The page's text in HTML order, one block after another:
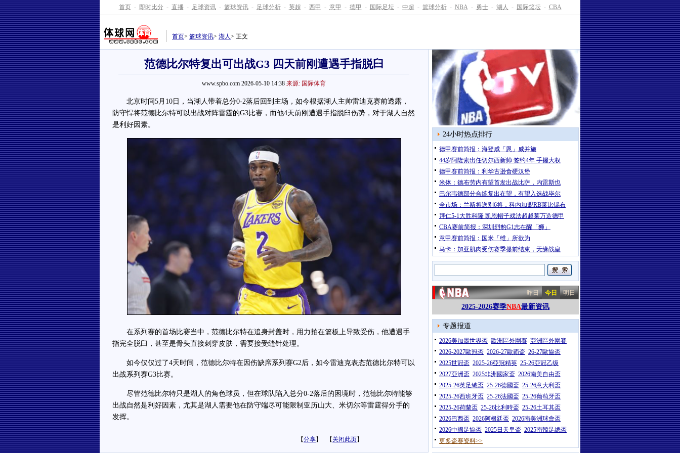
首页 - 即时比分 - 直播 - 足球资讯 - 篮球资讯 - 足球分析 - 英超 - 西甲 - 意甲 - 德甲 - 国际足坛 - 中超 - 篮球分析 - NBA - 勇士 - 湖人 - 国际篮坛 - CBA
首页> 篮球资讯> 湖人> 正文
范德比尔特复出可出战G3 四天前刚遭遇手指脱臼
www.spbo.com 2026-05-10 14:38 来源: 国际体育
北京时间5月10日，当湖人带着总分0-2落后回到主场，如今根据湖人主帅雷迪克赛前透露，
防守悍将范德比尔特可以出战对阵雷霆的G3比赛，而他4天前刚遭遇手指脱臼伤势，对于湖人自然
是利好因素。
在系列赛的首场比赛当中，范德比尔特在追身封盖时，用力拍在篮板上导致受伤，他遭遇手
指完全脱臼，甚至是骨头直接刺穿皮肤，需要接受缝针处理。
如今仅仅过了4天时间，范德比尔特在因伤缺席系列赛G2后，如今雷迪克表态范德比尔特可以
出战系列赛G3比赛。
尽管范德比尔特只是湖人的角色球员，但在球队陷入总分0-2落后的困境时，范德比尔特能够
出战自然是利好因素，尤其是湖人需要他在防守端尽可能限制亚历山大、米切尔等雷霆得分手的
发挥。
【分享】 【 关闭此页】
24小时热点排行
德甲赛前简报：海登咸「恩」威并施
44岁阿隆索出任切尔西新帅 签约4年 手握大权
德甲赛前简报：利华古逊食硬汉堡
米体：德布劳内有望首发出战比萨，内雷斯也
巴尔韦德部分合练复出在望，有望入选战毕尔
全市场：兰斯将送别6将，科内加盟RB莱比锡布
拜仁5-1大胜科隆 凯恩帽子戏法超越莱万造德甲
CBA赛前简报：深圳烈豹G1志在醒「狮」
意甲赛前简报：国米「维」所欲为
马卡：加亚肌肉受伤赛季提前结束，无缘战皇
昨日 今日 明日
2025-2026赛季NBA最新资讯
专题报道
2026美加墨世界盃 歐洲區外圍賽 亞洲區外圍賽
2026-2027歐冠盃 2026-27歐霸盃 26-27歐協盃
2025世冠盃 2025-26亞冠精英 25-26亞冠乙级
2027亞洲盃 2025非洲國家盃 2026南美自由盃
2025-26英足總盃 25-26德國盃 25-26意大利盃
2025-26西班牙盃 25-26法國盃 25-26葡萄牙盃
2025-26荷蘭盃 25-26比利時盃 25-26土耳其盃
2026巴西盃 2026阿根廷盃 2026南美洲球會盃
2026中國足協盃 2025日天皇盃 2025南韓足總盃
更多盃赛资料>>